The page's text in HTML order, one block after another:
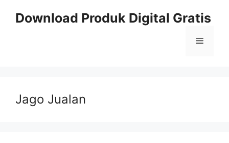
Download Produk Digital Gratis
Menu
Jago Jualan